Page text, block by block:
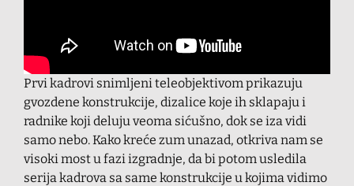
Prvi kadrovi snimljeni teleobjektivom prikazuju
gvozdene konstrukcije, dizalice koje ih sklapaju i
radnike koji deluju veoma sićušno, dok se iza vidi
samo nebo. Kako kreće zum unazad, otkriva nam se
visoki most u fazi izgradnje, da bi potom usledila
serija kadrova sa same konstrukcije u kojima vidimo